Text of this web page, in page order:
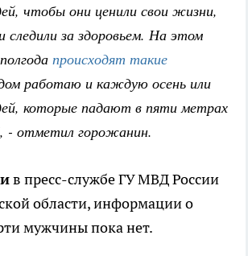
чтобы они ценили свои жизни,
следили за здоровьем. На этом
происходят такие
работаю и каждую осень или
которые падают в пяти метрах
- отметил горожанин.
в пресс-службе ГУ МВД России
области, информации о
мужчины пока нет.